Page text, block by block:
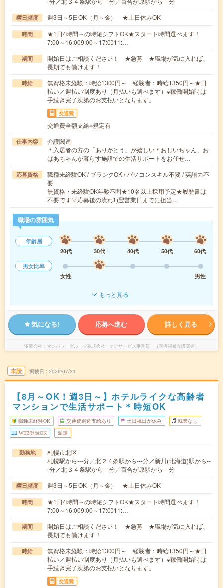
曜日頻度 週3日～5日OK（月～金） ★土日休みOK
時間
★1日4時間～の時短シフトOK★スタート時間選べます！
7:00～16:009:00～17:0011:…
期間
開始日はご相談ください！ ★急募 ★職場が気に入れば、
長期でも働けます！
時給
無資格未経験：時給1300円～ 経験者：時給1350円～★日
払い／週払い制度あり（月払いも選べます）※稼働開始時は
手続き完了次第のお支払いとなります。
交通費
交通費全額支給※規定有
仕事内容
介護関連
＊入居者の方の「ありがとう」が嬉しい＊おじいちゃん、お
ばあちゃんが暮らす施設での生活サポートをお任せ…
応募資格
職種未経験OK / ブランクOK / パソコンスキル不要 / 英語力不
要
無資格・未経験OK年齢不問★10名以上採用予定★履歴書は
不要です▽応募後の流れ1)翌営業日までに担当…
職場の雰囲気
年齢層
20代
30代 40代 50代
60代
男女比率
女性
男性
もっと見る
気になる! 応募へ進む 詳しく見る
派遣会社 マンパワーグループ株式会社 ケアサービス事業部 （医療福祉介護関連）
未読 掲載日 2026/07/31
【8月～OK！週3日～】ホテルライクな高齢者
マンションで生活サポート＊時短OK
職種未経験OK 交通費別途支給あり 土日祝日が休み 残業なし
WEB登録OK 派遣
勤務地
札幌市北区
札幌駅から---分／北２４条駅から---分／新川(北海道)駅から--
-分／北３４条駅から---分／百合が原駅から---分
曜日頻度 週3日～5日OK（月～金） ★土日休みOK
時間
★1日4時間～の時短シフトOK★スタート時間選べます！
7:00～16:009:00～17:0011:…
期間
開始日はご相談ください！ ★急募 ★職場が気に入れば、
長期でも働けます！
時給
無資格未経験：時給1300円～ 経験者：時給1350円～★日
払い／週払い制度あり（月払いも選べます）※稼働開始時は
手続き完了次第のお支払いとなります。
交通費